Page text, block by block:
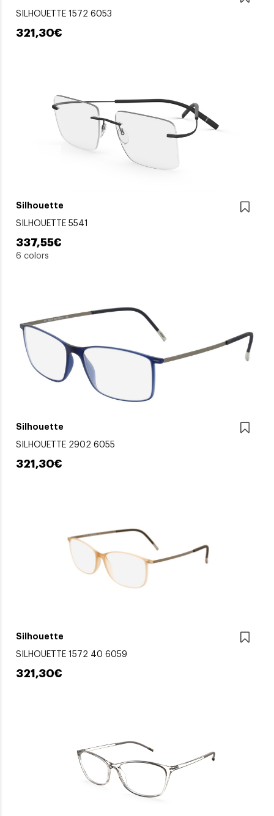
SILHOUETTE 1572 6053
321,30€
Silhouette
SILHOUETTE 5541
337,55€
6 colors
Silhouette
SILHOUETTE 2902 6055
321,30€
Silhouette
SILHOUETTE 1572 40 6059
321,30€